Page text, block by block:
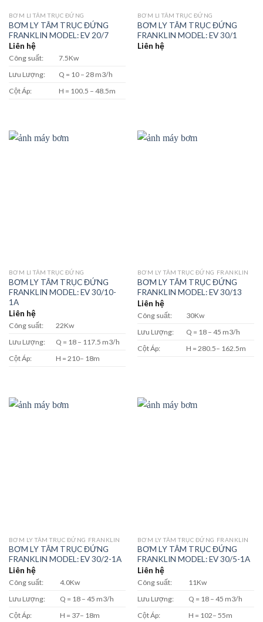
BƠM LI TÂM TRỤC ĐỨNG
BƠM LY TÂM TRỤC ĐỨNG
FRANKLIN MODEL: EV 20/7
Liên hệ
Công suất:
7.5Kw
Lưu Lượng:
Q = 10 – 28 m3/h
Cột Áp:
H = 100.5 – 48.5m
BƠM LI TÂM TRỤC ĐỨNG
BƠM LY TÂM TRỤC ĐỨNG
FRANKLIN MODEL: EV 30/1
Liên hệ
BƠM LI TÂM TRỤC ĐỨNG
BƠM LY TÂM TRỤC ĐỨNG
FRANKLIN MODEL: EV 30/10-
1A
Liên hệ
Công suất:
22Kw
Lưu Lượng:
Q = 18 – 117.5 m3/h
Cột Áp:
H = 210– 18m
BƠM LY TÂM TRỤC ĐỨNG FRANKLIN
BƠM LY TÂM TRỤC ĐỨNG
FRANKLIN MODEL: EV 30/13
Liên hệ
Công suất:
30Kw
Lưu Lượng:
Q = 18 – 45 m3/h
Cột Áp:
H = 280.5– 162.5m
BƠM LY TÂM TRỤC ĐỨNG FRANKLIN
BƠM LY TÂM TRỤC ĐỨNG
FRANKLIN MODEL: EV 30/2-1A
Liên hệ
Công suất:
4.0Kw
Lưu Lượng:
Q = 18 – 45 m3/h
Cột Áp:
H = 37– 18m
BƠM LY TÂM TRỤC ĐỨNG FRANKLIN
BƠM LY TÂM TRỤC ĐỨNG
FRANKLIN MODEL: EV 30/5-1A
Liên hệ
Công suất:
11Kw
Lưu Lượng:
Q = 18 – 45 m3/h
Cột Áp:
H = 102– 55m